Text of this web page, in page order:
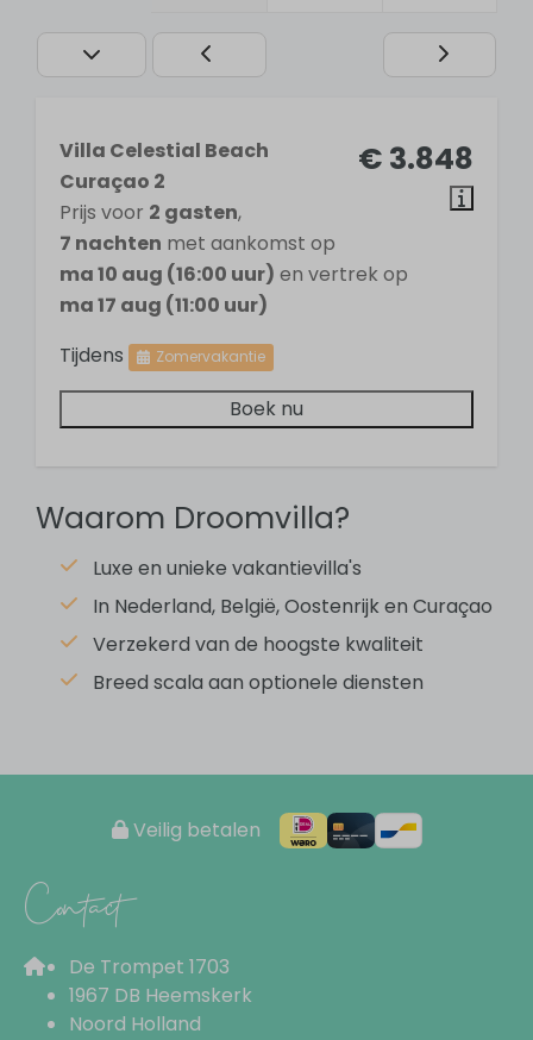
Pooltafel
Tafeltennis
Gratis Wifi
Airconditioning
Openlucht zwembad
Verwarmd zwembad
Wasdroger
Wasmachine
Badkamer
Dubbele wastafel
Toilet
Ensuite badkamer
Föhn
Ensuite badkamer
Keuken
Vaatwasser
Amerikaanse koelkast
€ 3.848
Villa Celestial Beach
Curaçao 2
Prijs voor 2 gasten,
7 nachten met aankomst op
ma 10 aug (16:00 uur) en vertrek op
ma 17 aug (11:00 uur)
Tijdens
Zomervakantie
Boek nu
Waarom Droomvilla?
Luxe en unieke vakantievilla's
In Nederland, België, Oostenrijk en Curaçao
Verzekerd van de hoogste kwaliteit
Breed scala aan optionele diensten
Veilig betalen
Contact
De Trompet 1703
1967 DB Heemskerk
Noord Holland